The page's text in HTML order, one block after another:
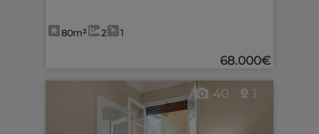
80m² 2 1
68.000€
40 1